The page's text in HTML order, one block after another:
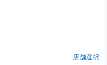
店舗選択